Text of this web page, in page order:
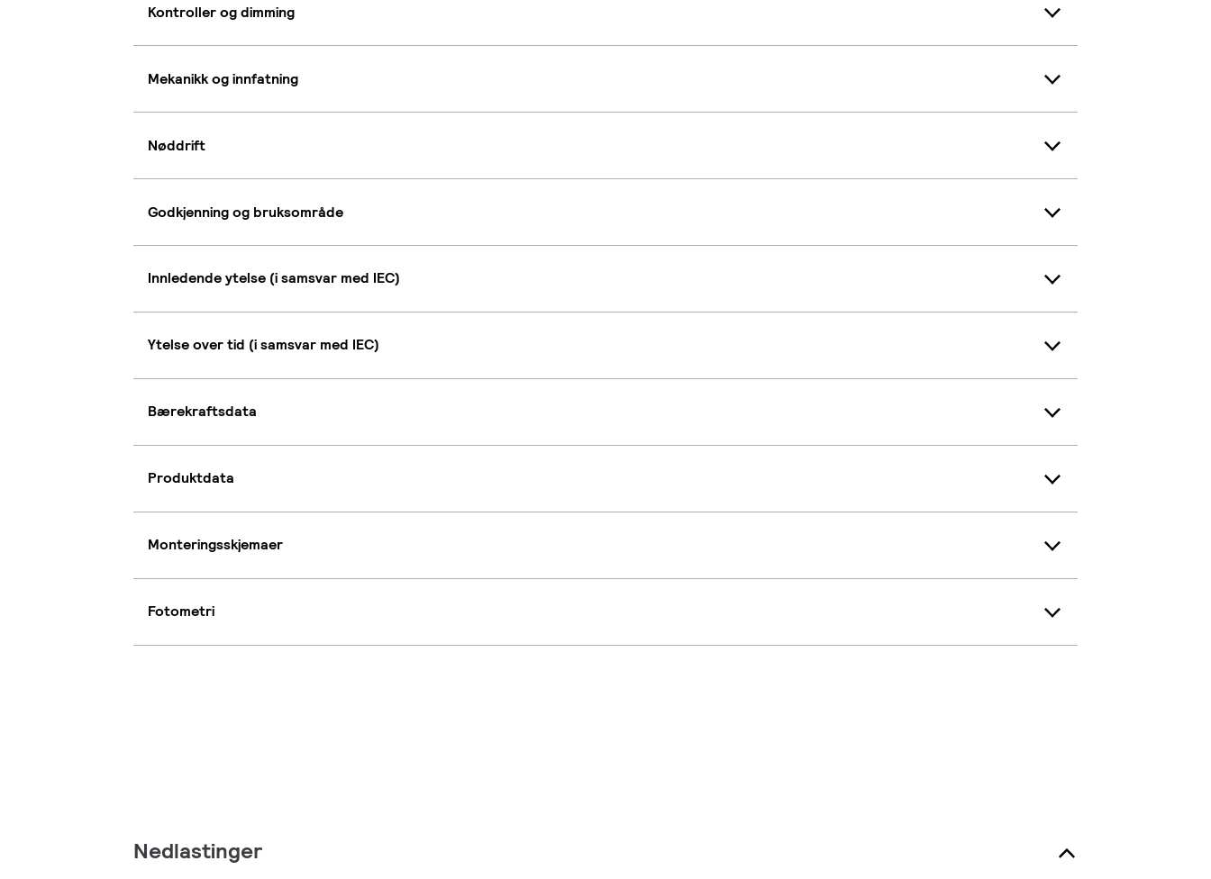
Kontroller og dimming
Mekanikk og innfatning
Nøddrift
Godkjenning og bruksområde
Innledende ytelse (i samsvar med IEC)
Ytelse over tid (i samsvar med IEC)
Bærekraftsdata
Produktdata
Monteringsskjemaer
Fotometri
Nedlastinger